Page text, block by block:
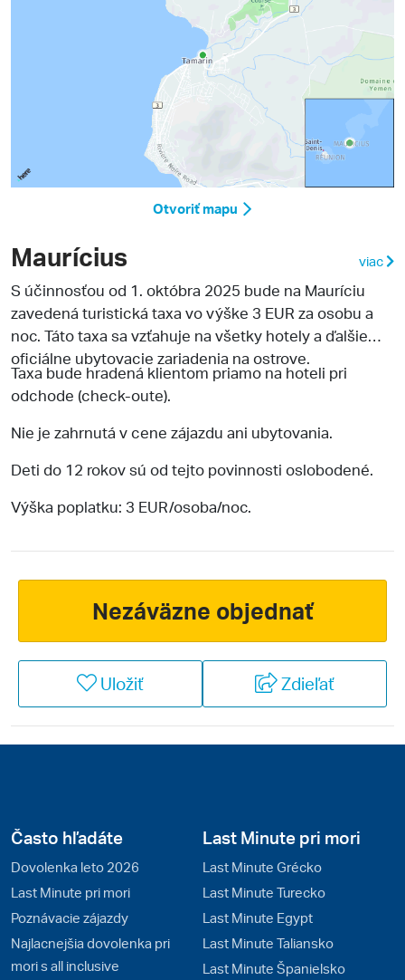
Otvoriť mapu
Maurícius viac
S účinnosťou od 1. októbra 2025 bude na Mauríciu
zavedená turistická taxa vo výške 3 EUR za osobu a
noc. Táto taxa sa vzťahuje na všetky hotely a ďalšie
oficiálne ubytovacie zariadenia na ostrove.
Taxa bude hradená klientom priamo na hoteli pri
odchode (check-oute).
Nie je zahrnutá v cene zájazdu ani ubytovania.
Deti do 12 rokov sú od tejto povinnosti oslobodené.
Výška poplatku: 3 EUR/osoba/noc.
Nezáväzne objednať
Uložiť Zdieľať
Často hľadáte
Dovolenka leto 2026
Last Minute pri mori
Poznávacie zájazdy
Najlacnejšia dovolenka pri
mori s all inclusive
Last Minute pri mori
Last Minute Grécko
Last Minute Turecko
Last Minute Egypt
Last Minute Taliansko
Last Minute Španielsko